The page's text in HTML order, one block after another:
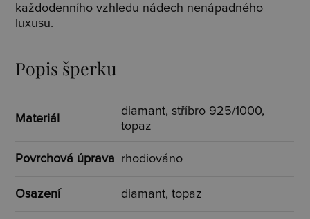
každodenního vzhledu nádech nenápadného
luxusu.
Popis šperku
Materiál
diamant, stříbro 925/1000,
topaz
Povrchová úprava rhodiováno
Osazení diamant, topaz